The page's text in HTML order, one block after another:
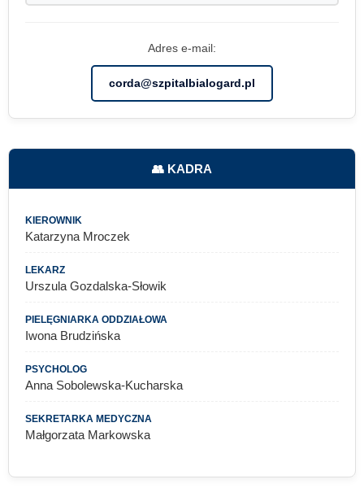
Adres e-mail:
corda@szpitalbialogard.pl
👥 KADRA
KIEROWNIK
Katarzyna Mroczek
LEKARZ
Urszula Gozdalska-Słowik
PIELĘGNIARKA ODDZIAŁOWA
Iwona Brudzińska
PSYCHOLOG
Anna Sobolewska-Kucharska
SEKRETARKA MEDYCZNA
Małgorzata Markowska